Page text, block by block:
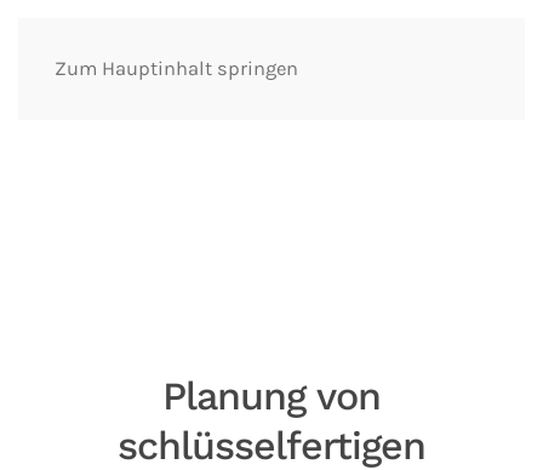
Zum Hauptinhalt springen
Planung von
schlüsselfertigen